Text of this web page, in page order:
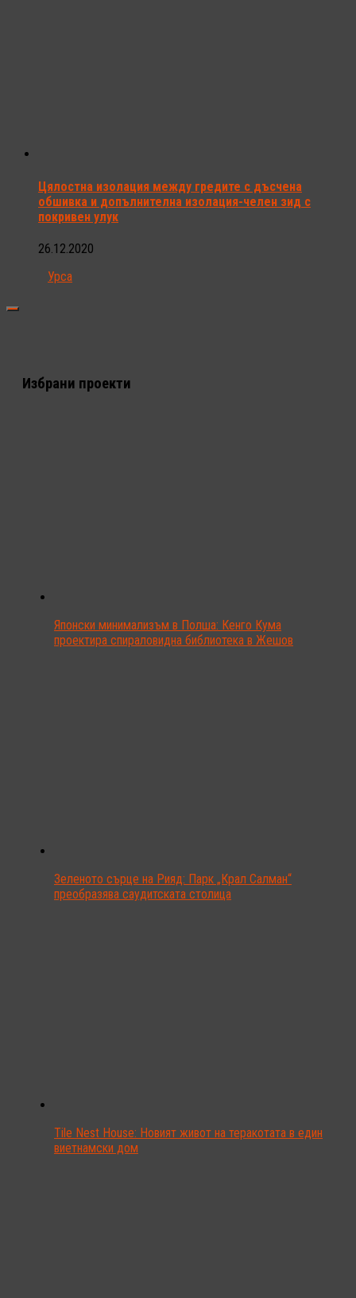
Цялостна изолация между гредите с дъсчена
обшивка и допълнителна изолация-челен зид с
покривен улук
26.12.2020
Урса
Избрани проекти
Японски минимализъм в Полша: Кенго Кума
проектира спираловидна библиотека в Жешов
Зеленото сърце на Рияд: Парк „Крал Салман“
преобразява саудитската столица
Tile Nest House: Новият живот на теракотата в един
виетнамски дом